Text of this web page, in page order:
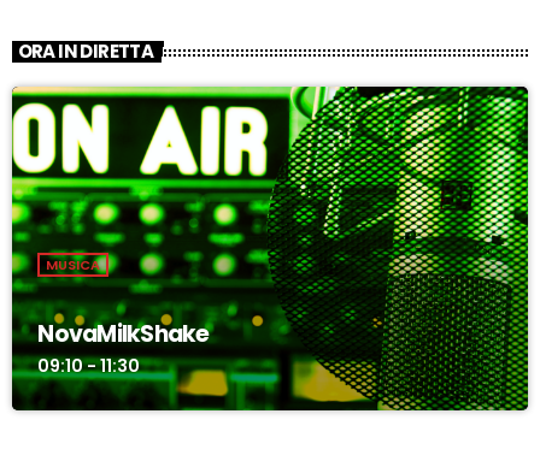
ORA IN DIRETTA
MUSICA
NovaMilkShake
09:10 - 11:30